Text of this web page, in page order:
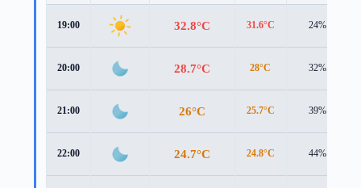
19:00 32.8°C 31.6°C 24%
20:00 28.7°C 28°C 32%
21:00 26°C 25.7°C 39%
22:00 24.7°C 24.8°C 44%